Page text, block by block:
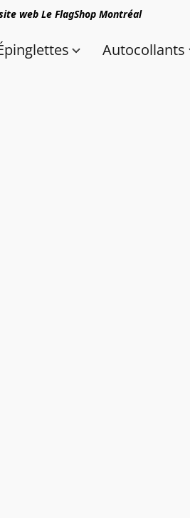
web Le FlagShop Montréal
Autocollants